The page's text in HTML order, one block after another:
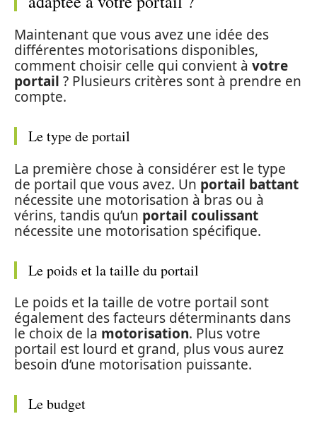
Maintenant que vous avez une idée des
différentes motorisations disponibles,
comment choisir celle qui convient à votre
portail ? Plusieurs critères sont à prendre en
compte.
Le type de portail
La première chose à considérer est le type
de portail que vous avez. Un portail battant
nécessite une motorisation à bras ou à
vérins, tandis qu’un portail coulissant
nécessite une motorisation spécifique.
Le poids et la taille du portail
Le poids et la taille de votre portail sont
également des facteurs déterminants dans
le choix de la motorisation. Plus votre
portail est lourd et grand, plus vous aurez
besoin d’une motorisation puissante.
Le budget